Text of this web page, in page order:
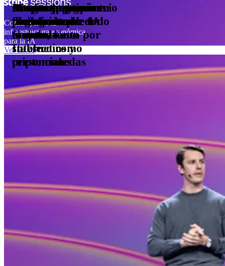
Acepta y optimiza
pagos en todo el
mundo, tanto por
Internet como
presenciales
Diseña tu propio
modelo de
facturación
Monetiza el comercio
con agentes de IA
Crea un programa
de emisión de
tarjetas
Mueve dinero
fácilmente por todo
el mundo con
stablecoins y
criptomonedas
Integra pagos en tu
plataforma
Construyendo la
infraestructura económica
para la IA
Ver ahora